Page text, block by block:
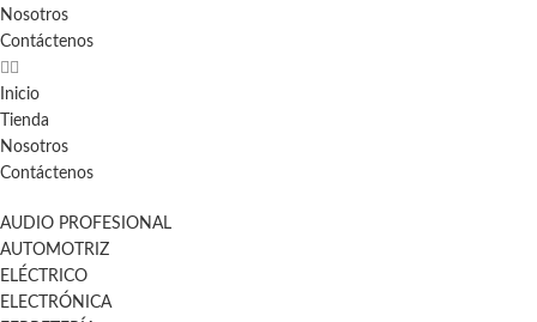
Nosotros
Contáctenos
Inicio
Tienda
Nosotros
Contáctenos
AUDIO PROFESIONAL
AUTOMOTRIZ
ELÉCTRICO
ELECTRÓNICA